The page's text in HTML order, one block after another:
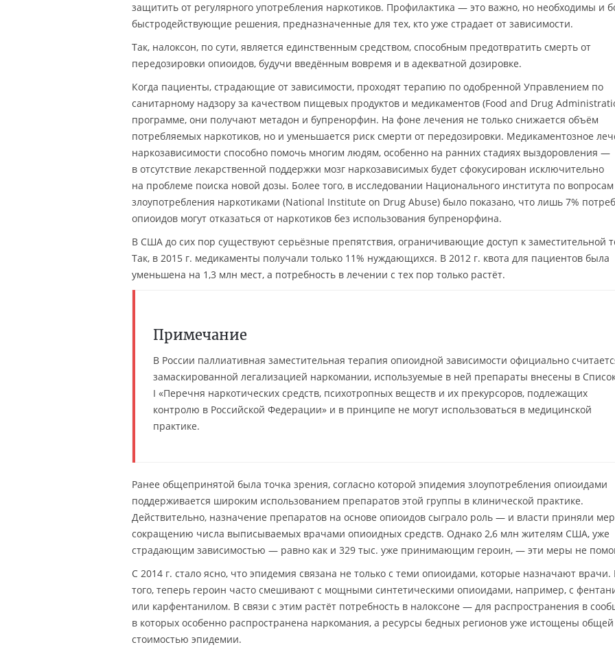
защитить от регулярного употребления наркотиков. Профилактика — это важно, но необходимы и
быстродействующие решения, предназначенные для тех, кто уже страдает от зависимости.
Так, налоксон, по сути, является единственным средством, способным предотвратить смерть от
передозировки опиоидов, будучи введённым вовремя и в адекватной дозировке.
Когда пациенты, страдающие от зависимости, проходят терапию по одобренной Управлением по
санитарному надзору за качеством пищевых продуктов и медикаментов (Food and Drug
программе, они получают метадон и бупренорфин. На фоне лечения не только снижается объём
потребляемых наркотиков, но и уменьшается риск смерти от передозировки. Медикаментозное
наркозависимости способно помочь многим людям, особенно на ранних стадиях выздоровления —
в отсутствие лекарственной поддержки мозг наркозависимых будет сфокусирован исключительно
на проблеме поиска новой дозы. Более того, в исследовании Национального института по вопросам
злоупотребления наркотиками (National Institute on Drug Abuse) было показано, что лишь 7%
опиоидов могут отказаться от наркотиков без использования бупренорфина.
В США до сих пор существуют серьёзные препятствия, ограничивающие доступ к заместительной
Так, в 2015 г. медикаменты получали только 11% нуждающихся. В 2012 г. квота для пациентов была
уменьшена на 1,3 млн мест, а потребность в лечении с тех пор только растёт.
Примечание
В России паллиативная заместительная терапия опиоидной зависимости официально
замаскированной легализацией наркомании, используемые в ней препараты внесены в
I «Перечня наркотических средств, психотропных веществ и их прекурсоров, подлежащих
контролю в Российской Федерации» и в принципе не могут использоваться в медицинской
практике.
Ранее общепринятой была точка зрения, согласно которой эпидемия злоупотребления опиоидами
поддерживается широким использованием препаратов этой группы в клинической практике.
Действительно, назначение препаратов на основе опиоидов сыграло роль — и власти приняли
сокращению числа выписываемых врачами опиоидных средств. Однако 2,6 млн жителям США, уже
страдающим зависимостью — равно как и 329 тыс. уже принимающим героин, — эти меры не
С 2014 г. стало ясно, что эпидемия связана не только с теми опиоидами, которые назначают врачи.
того, теперь героин часто смешивают с мощными синтетическими опиоидами, например, с
или карфентанилом. В связи с этим растёт потребность в налоксоне — для распространения в
в которых особенно распространена наркомания, а ресурсы бедных регионов уже истощены общей
стоимостью эпидемии.